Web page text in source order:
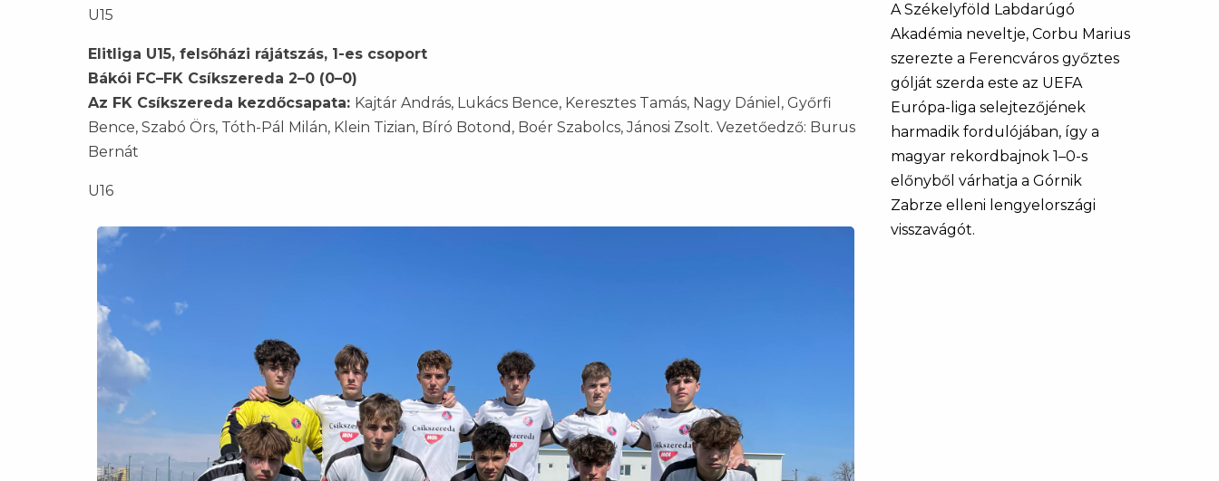
U15
Elitliga U15, felsőházi rájátszás, 1-es csoport
Bákói FC–FK Csíkszereda 2–0 (0–0)
Az FK Csíkszereda kezdőcsapata: Kajtár András, Lukács Bence, Keresztes Tamás, Nagy Dániel, Győrfi
Bence, Szabó Örs, Tóth-Pál Milán, Klein Tizian, Bíró Botond, Boér Szabolcs, Jánosi Zsolt. Vezetőedző: Burus
Bernát
U16
A Székelyföld Labdarúgó
Akadémia neveltje, Corbu Marius
szerezte a Ferencváros győztes
gólját szerda este az UEFA
Európa-liga selejtezőjének
harmadik fordulójában, így a
magyar rekordbajnok 1–0-s
előnyből várhatja a Górnik
Zabrze elleni lengyelországi
visszavágót.